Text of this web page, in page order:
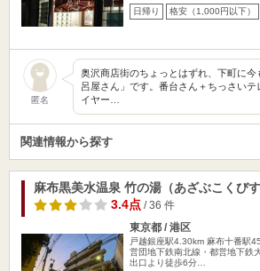
日帰り 格安（1,000円以下）
匿名
奥沢商店街のちょっとはずれ、下町に
呂屋さん」です。番台さん＋ちっさいテ
イヤー…
関連情報から探す
麻布黒美水温泉 竹の湯（あざぶこくびす
3.4点/ 36 件
東京都 / 港区
戸越銀座駅4.30km 麻布十番駅
営団地下鉄南北線・都営地下
出口より徒歩6分…